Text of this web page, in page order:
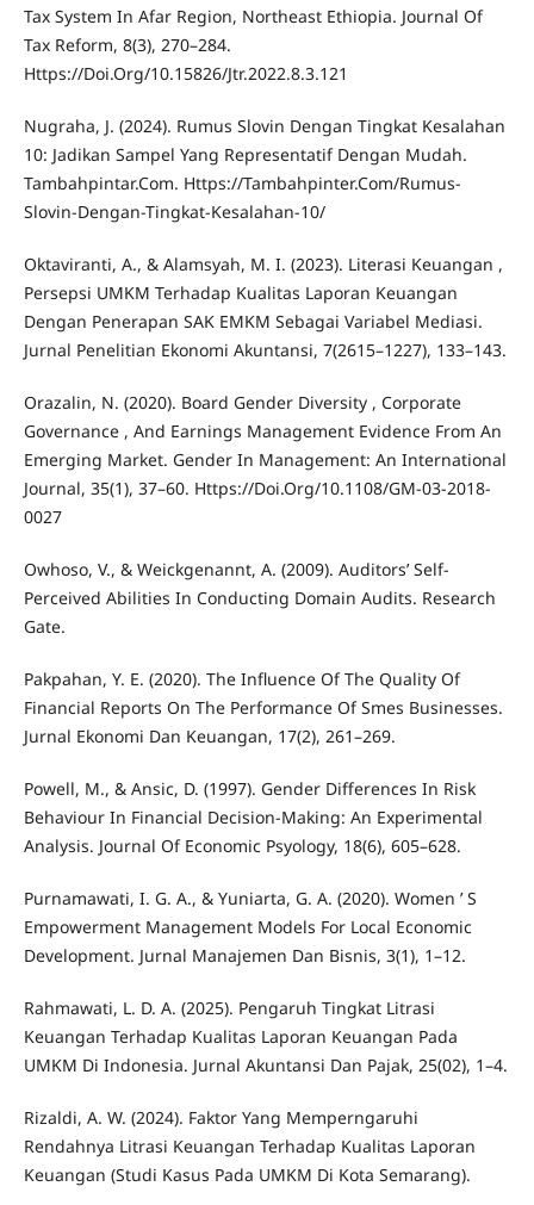
Tax System In Afar Region, Northeast Ethiopia. Journal Of
Tax Reform, 8(3), 270–284.
Https://Doi.Org/10.15826/Jtr.2022.8.3.121
Nugraha, J. (2024). Rumus Slovin Dengan Tingkat Kesalahan
10: Jadikan Sampel Yang Representatif Dengan Mudah.
Tambahpintar.Com. Https://Tambahpinter.Com/Rumus-
Slovin-Dengan-Tingkat-Kesalahan-10/
Oktaviranti, A., & Alamsyah, M. I. (2023). Literasi Keuangan ,
Persepsi UMKM Terhadap Kualitas Laporan Keuangan
Dengan Penerapan SAK EMKM Sebagai Variabel Mediasi.
Jurnal Penelitian Ekonomi Akuntansi, 7(2615–1227), 133–143.
Orazalin, N. (2020). Board Gender Diversity , Corporate
Governance , And Earnings Management Evidence From An
Emerging Market. Gender In Management: An International
Journal, 35(1), 37–60. Https://Doi.Org/10.1108/GM-03-2018-
0027
Owhoso, V., & Weickgenannt, A. (2009). Auditors’ Self-
Perceived Abilities In Conducting Domain Audits. Research
Gate.
Pakpahan, Y. E. (2020). The Influence Of The Quality Of
Financial Reports On The Performance Of Smes Businesses.
Jurnal Ekonomi Dan Keuangan, 17(2), 261–269.
Powell, M., & Ansic, D. (1997). Gender Differences In Risk
Behaviour In Financial Decision-Making: An Experimental
Analysis. Journal Of Economic Psyology, 18(6), 605–628.
Purnamawati, I. G. A., & Yuniarta, G. A. (2020). Women ’ S
Empowerment Management Models For Local Economic
Development. Jurnal Manajemen Dan Bisnis, 3(1), 1–12.
Rahmawati, L. D. A. (2025). Pengaruh Tingkat Litrasi
Keuangan Terhadap Kualitas Laporan Keuangan Pada
UMKM Di Indonesia. Jurnal Akuntansi Dan Pajak, 25(02), 1–4.
Rizaldi, A. W. (2024). Faktor Yang Memperngaruhi
Rendahnya Litrasi Keuangan Terhadap Kualitas Laporan
Keuangan (Studi Kasus Pada UMKM Di Kota Semarang).